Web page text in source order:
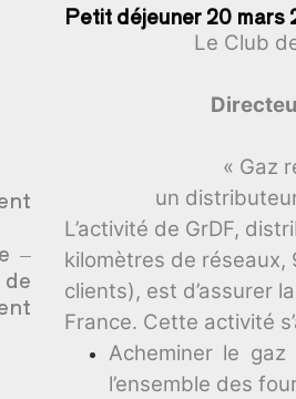
–
Petit déjeuner 20 mars
Le Club
« Gaz
un
L’activité de GrDF,
kilomètres de réseaux,
clients), est d’assurer
France. Cette activité
Acheminer le
l’ensemble des